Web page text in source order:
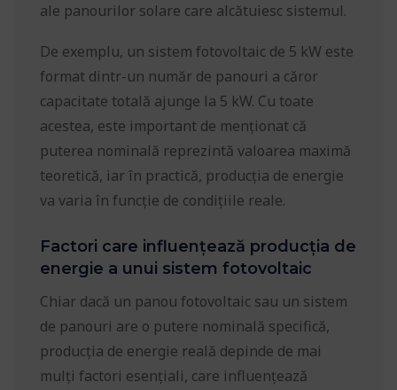
ale panourilor solare care alcătuiesc sistemul.
De exemplu, un sistem fotovoltaic de 5 kW este
format dintr-un număr de panouri a căror
capacitate totală ajunge la 5 kW. Cu toate
acestea, este important de menționat că
puterea nominală reprezintă valoarea maximă
teoretică, iar în practică, producția de energie
va varia în funcție de condițiile reale.
Factori care influențează producția de
energie a unui sistem fotovoltaic
Chiar dacă un panou fotovoltaic sau un sistem
de panouri are o putere nominală specifică,
producția de energie reală depinde de mai
mulți factori esențiali, care influențează